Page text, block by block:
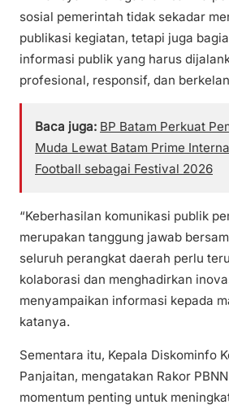
sosial pemerintah tidak sekadar
publikasi kegiatan, tetapi juga
informasi publik yang harus
profesional, responsif, dan
Baca juga: BP Batam Perkuat
Muda Lewat Batam Prime
Football sebagai Festival 2026
“Keberhasilan komunikasi publik
merupakan tanggung jawab
seluruh perangkat daerah perlu
kolaborasi dan menghadirkan
menyampaikan informasi kepada
katanya.
Sementara itu, Kepala Diskominfo
Panjaitan, mengatakan Rakor
momentum penting untuk